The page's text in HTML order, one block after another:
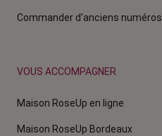
Commander d'anciens numéros
VOUS ACCOMPAGNER
Maison RoseUp en ligne
Maison RoseUp Bordeaux